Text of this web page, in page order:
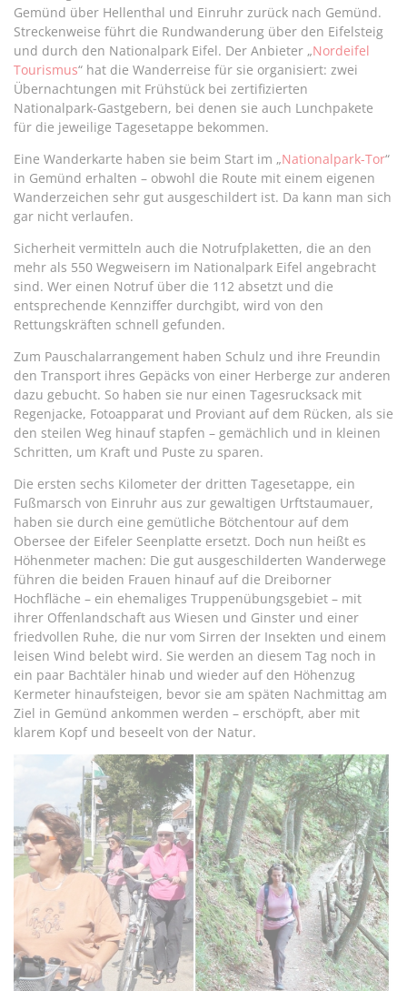
Gemünd über Hellenthal und Einruhr zurück nach Gemünd.
Streckenweise führt die Rundwanderung über den Eifelsteig
und durch den Nationalpark Eifel. Der Anbieter „Nordeifel
Tourismus“ hat die Wanderreise für sie organisiert: zwei
Übernachtungen mit Frühstück bei zertifizierten
Nationalpark-Gastgebern, bei denen sie auch Lunchpakete
für die jeweilige Tagesetappe bekommen.
Eine Wanderkarte haben sie beim Start im „Nationalpark-Tor“
in Gemünd erhalten – obwohl die Route mit einem eigenen
Wanderzeichen sehr gut ausgeschildert ist. Da kann man sich
gar nicht verlaufen.
Sicherheit vermitteln auch die Notrufplaketten, die an den
mehr als 550 Wegweisern im Nationalpark Eifel angebracht
sind. Wer einen Notruf über die 112 absetzt und die
entsprechende Kennziffer durchgibt, wird von den
Rettungskräften schnell gefunden.
Zum Pauschalarrangement haben Schulz und ihre Freundin
den Transport ihres Gepäcks von einer Herberge zur anderen
dazu gebucht. So haben sie nur einen Tagesrucksack mit
Regenjacke, Fotoapparat und Proviant auf dem Rücken, als sie
den steilen Weg hinauf stapfen – gemächlich und in kleinen
Schritten, um Kraft und Puste zu sparen.
Die ersten sechs Kilometer der dritten Tagesetappe, ein
Fußmarsch von Einruhr aus zur gewaltigen Urftstaumauer,
haben sie durch eine gemütliche Bötchentour auf dem
Obersee der Eifeler Seenplatte ersetzt. Doch nun heißt es
Höhenmeter machen: Die gut ausgeschilderten Wanderwege
führen die beiden Frauen hinauf auf die Dreiborner
Hochfläche – ein ehemaliges Truppenübungsgebiet – mit
ihrer Offenlandschaft aus Wiesen und Ginster und einer
friedvollen Ruhe, die nur vom Sirren der Insekten und einem
leisen Wind belebt wird. Sie werden an diesem Tag noch in
ein paar Bachtäler hinab und wieder auf den Höhenzug
Kermeter hinaufsteigen, bevor sie am späten Nachmittag am
Ziel in Gemünd ankommen werden – erschöpft, aber mit
klarem Kopf und beseelt von der Natur.